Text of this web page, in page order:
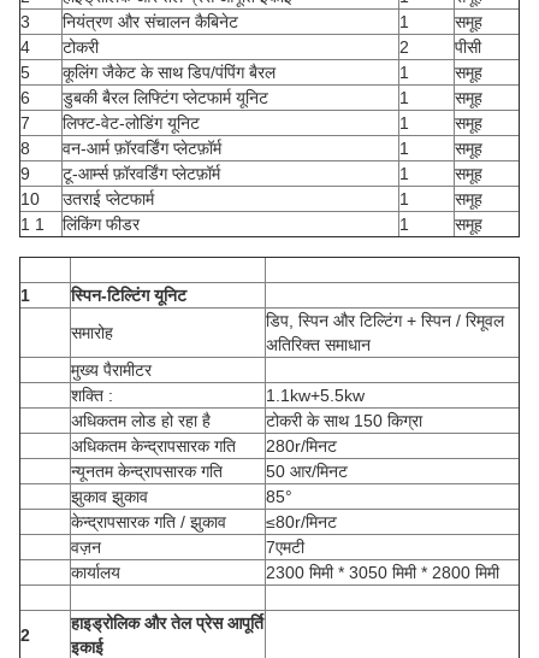
3
नियंत्रण और संचालन कैबिनेट 1
समूह
4
टोकरी 2
पीसी
5
कूलिंग जैकेट के साथ डिप/पंपिंग बैरल 1
समूह
6
डुबकी बैरल लिफ्टिंग प्लेटफार्म यूनिट 1
समूह
7
लिफ्ट-वेट-लोडिंग यूनिट 1
समूह
8
वन-आर्म फ़ॉरवर्डिंग प्लेटफ़ॉर्म 1
समूह
9
टू-आर्म्स फ़ॉरवर्डिंग प्लेटफ़ॉर्म 1
समूह
10
उतराई प्लेटफार्म 1
समूह
1 1
लिंकिंग फीडर 1 समूह
1
स्पिन-टिल्टिंग यूनिट
समारोह
डिप, स्पिन और टिल्टिंग + स्पिन / रिमूवल
अतिरिक्त समाधान
मुख्य पैरामीटर
शक्ति :
1.1kw+5.5kw
अधिकतम लोड हो रहा है
टोकरी के साथ 150 किग्रा
अधिकतम केन्द्रापसारक गति
280r/मिनट
न्यूनतम केन्द्रापसारक गति
50 आर/मिनट
झुकाव झुकाव
85°
केन्द्रापसारक गति / झुकाव
≤80r/मिनट
वज़न
7एमटी
कार्यालय
2300 मिमी * 3050 मिमी * 2800 मिमी
2
हाइड्रोलिक और तेल प्रेस आपूर्ति
इकाई